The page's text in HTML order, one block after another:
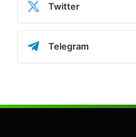
Twitter
Telegram